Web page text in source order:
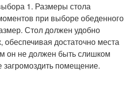
1. Размеры стола
при выборе обеденного
Стол должен удобно
обеспечивая достаточно места
он не должен быть слишком
загромоздить помещение.